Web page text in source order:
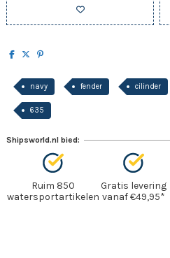
navy fender cilinder
635
Shipsworld.nl bied:
Ruim 850
watersportartikelen
Gratis levering
vanaf €49,95*